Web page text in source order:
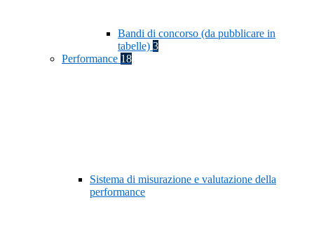
Bandi di concorso (da pubblicare in
tabelle) 3
Performance 18
Sistema di misurazione e valutazione della
performance